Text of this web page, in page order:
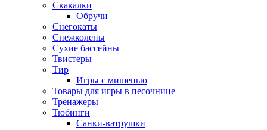
Скакалки
Обручи
Снегокаты
Снежколепы
Сухие бассейны
Твистеры
Тир
Игры с мишенью
Товары для игры в песочнице
Тренажеры
Тюбинги
Санки-ватрушки